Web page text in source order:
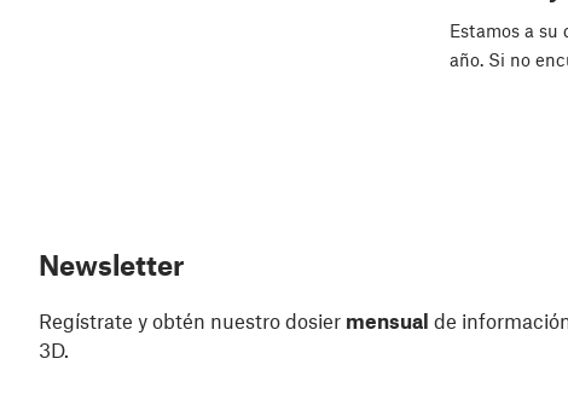
Estamos a su
año. Si no
Newsletter
Regístrate y obtén nuestro dosier mensual de
3D.